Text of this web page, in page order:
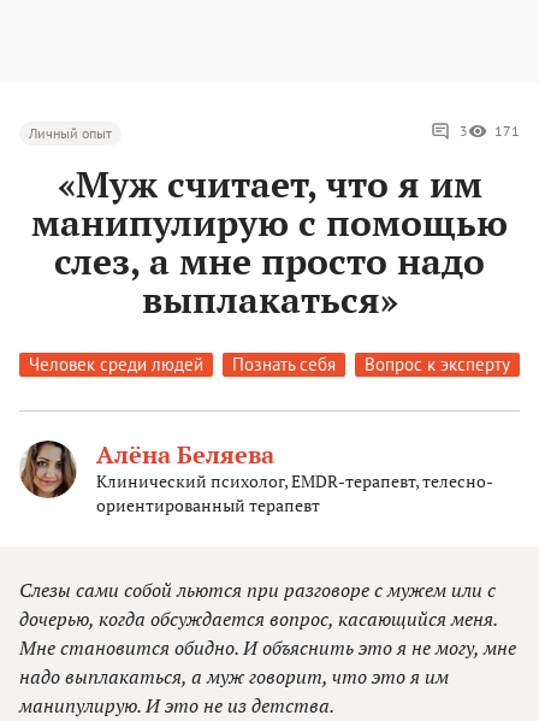
Личный опыт 3 171
«Муж считает, что я им
манипулирую с помощью
слез, а мне просто надо
выплакаться»
Человек среди людей Познать себя Вопрос к эксперту
Алёна Беляева
Клинический психолог, EMDR-терапевт, телесно-
ориентированный терапевт
Слезы сами собой льются при разговоре с мужем или с
дочерью, когда обсуждается вопрос, касающийся меня.
Мне становится обидно. И объяснить это я не могу, мне
надо выплакаться, а муж говорит, что это я им
манипулирую. И это не из детства.